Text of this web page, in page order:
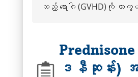
သည့် ရောဂါ (GVHD)ကို က
ဒနီဆုန်း) အက